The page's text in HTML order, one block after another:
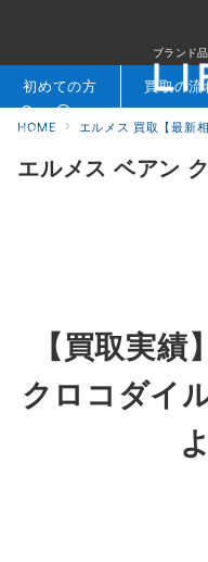
ブランド
検索 お問合せ
初めての方 買取の流
HOME エルメス 買取【最新
エルメス ベアン
【買取実
クロコダイ